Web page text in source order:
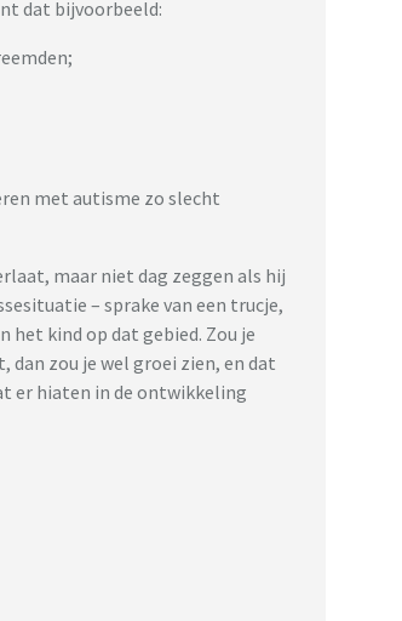
dat bijvoorbeeld:
met autisme zo slecht
maar niet dag zeggen als hij
– sprake van een trucje,
kind op dat gebied. Zou je
zou je wel groei zien, en dat
er hiaten in de ontwikkeling